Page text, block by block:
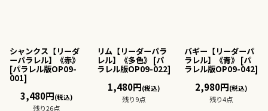
シャンクス【リーダ
ーパラレル】《赤》
[パラレル版OP09-
001]
3,480円(税込)
残り26点
リム【リーダーパラ
レル】《多色》 [パ
ラレル版OP09-022]
1,480円(税込)
残り9点
バギー【リーダーパ
ラレル】《青》 [パ
ラレル版OP09-042]
2,980円(税込)
残り4点